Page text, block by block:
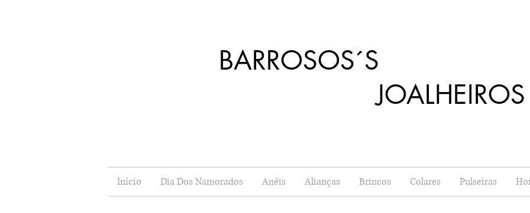
BARROSOS´S
JOALHEIROS
Início Dia Dos Namorados Anéis Alianças Brincos Colares Pulseiras